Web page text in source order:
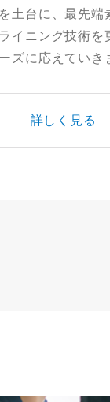
土台に、最先端
イニング技術を
ズに応えていき
詳しく見る